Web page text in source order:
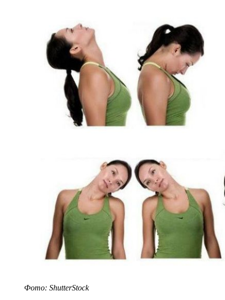
Фото: ShutterStock